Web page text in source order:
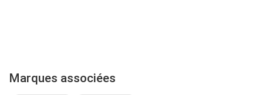
Marques associées